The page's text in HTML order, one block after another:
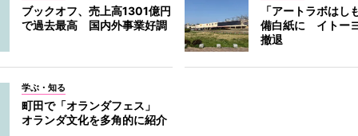
ブックオフ、売上高1301億円
で過去最高 国内外事業好調
「アートラボはし
備白紙に イトー
撤退
学ぶ・知る
町田で「オランダフェス」
オランダ文化を多角的に紹介